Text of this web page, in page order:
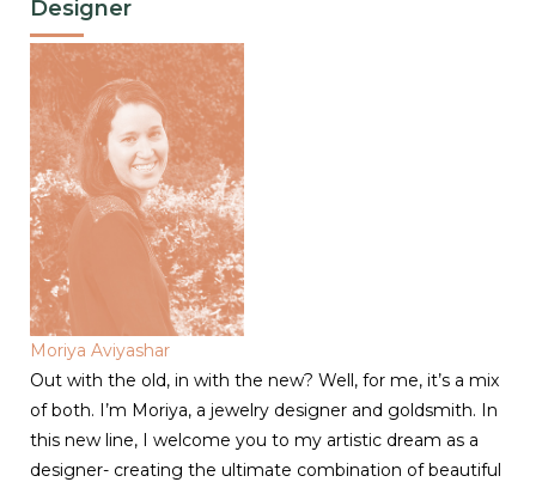
Designer
Moriya Aviyashar
Out with the old, in with the new? Well, for me, it’s a mix
of both. I’m Moriya, a jewelry designer and goldsmith. In
this new line, I welcome you to my artistic dream as a
designer- creating the ultimate combination of beautiful